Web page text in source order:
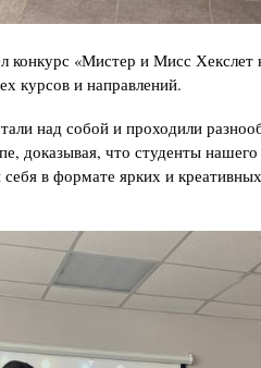
«Мистер и Мисс Хекслет
курсов и направлений.
над собой и проходили
доказывая, что студенты
в формате ярких и